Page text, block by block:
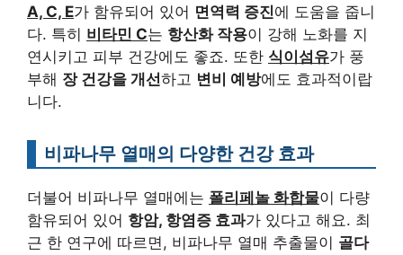
A, C, E가 함유되어 있어 면역력 증진에 도움을 줍니
다. 특히 비타민 C는 항산화 작용이 강해 노화를 지
연시키고 피부 건강에도 좋죠. 또한 식이섬유가 풍
부해 장 건강을 개선하고 변비 예방에도 효과적이랍
니다.
비파나무 열매의 다양한 건강 효과
더불어 비파나무 열매에는 폴리페놀 화합물이 다량
함유되어 있어 항암, 항염증 효과가 있다고 해요. 최
근 한 연구에 따르면, 비파나무 열매 추출물이 골다